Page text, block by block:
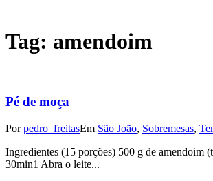
Tag: amendoim
Pé de moça
Porpedro_freitasEm São João, Sobremesas,
Ingredientes (15 porções) 500 g de amendoim
30min1 Abra o leite...